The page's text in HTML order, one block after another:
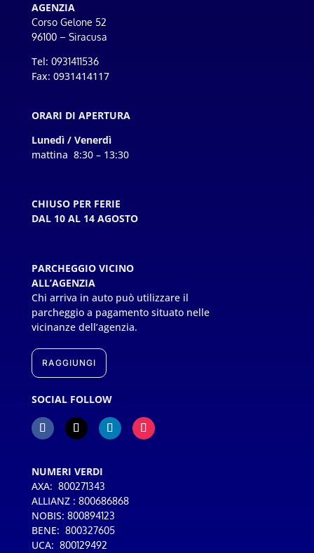
AGENZIA
Corso Gelone 52
96100 – Siracusa
Tel: 0931411536
Fax: 0931414117
ORARI DI APERTURA
Lunedì / Venerdì
mattina 8:30 – 13:30
CHIUSO PER FERIE
DAL 10 AL 14 AGOSTO
PARCHEGGIO VICINO
ALL’AGENZIA
Chi arriva in auto può utilizzare il
parcheggio a pagamento situato nelle
vicinanze dell’agenzia.
RAGGIUNGI
SOCIAL FOLLOW
NUMERI VERDI
AXA: 800271343
ALLIANZ : 800686868
NOBIS: 800894123
BENE: 800327605
UCA: 800129492